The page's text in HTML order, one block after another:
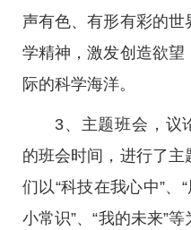
声有色、有形有彩的
学精神，激发创造欲
际的科学海洋。
3、主题班会，议
的班会时间，进行了
们以“科技在我心中”、
小常识”、“我的未来”